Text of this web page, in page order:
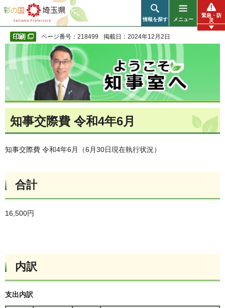
彩の国 埼玉県
情報を探す メニュー
緊急・防
災
ページ番号：218499 掲載日：2024年12月2日
知事交際費 令和4年6月
知事交際費 令和4年6月（6月30日現在執行状況）
合計
16,500円
内訳
支出内訳